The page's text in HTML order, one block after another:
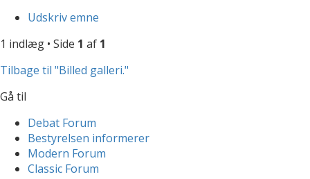
Udskriv emne
1 indlæg • Side 1 af 1
Tilbage til "Billed galleri."
Gå til
Debat Forum
Bestyrelsen informerer
Modern Forum
Classic Forum